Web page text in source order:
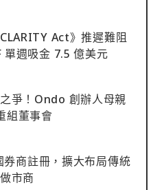
Act》推遲難阻
單週吸金 7.5 億美元
爭！Ondo 創辦人母親
組董事會
商註冊，擴大布局傳統
市商